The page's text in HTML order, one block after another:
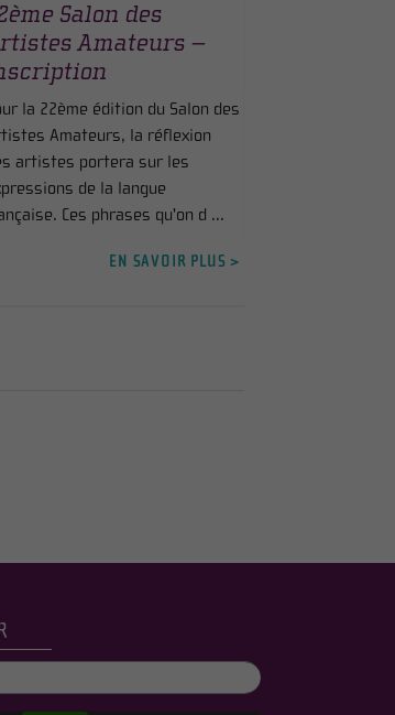
Salon des
Amateurs –
la 22ème édition du Salon des
Amateurs, la réflexion
artistes portera sur les
de la langue
Ces phrases qu'on d ...
EN SAVOIR PLUS >